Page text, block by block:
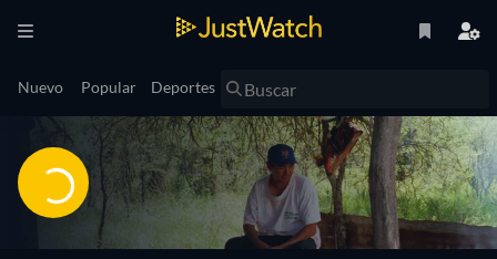
Nuevo Popular Deportes